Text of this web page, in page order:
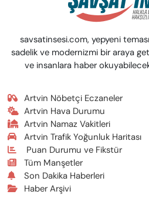
savsatinsesi.com, yepyeni
sadelik ve modernizmi bir araya
ve insanlara haber
Artvin Nöbetçi Eczaneler
Artvin Hava Durumu
Artvin Namaz Vakitleri
Artvin Trafik Yoğunluk Haritası
Puan Durumu ve Fikstür
Tüm Manşetler
Son Dakika Haberleri
Haber Arşivi